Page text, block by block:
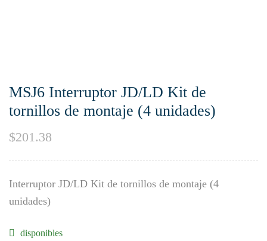
MSJ6 Interruptor JD/LD Kit de
tornillos de montaje (4 unidades)
$201.38
Interruptor JD/LD Kit de tornillos de montaje (4
unidades)
disponibles